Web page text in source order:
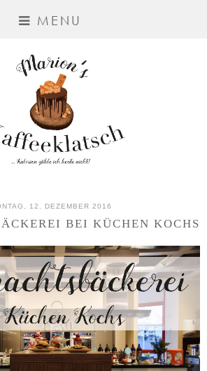
MENU
12. DEZEMBER 2016
BEI KÜCHEN KOCHS